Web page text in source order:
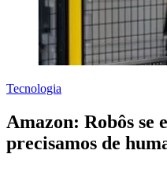
Tecnologia
Amazon: Robôs se
precisamos de